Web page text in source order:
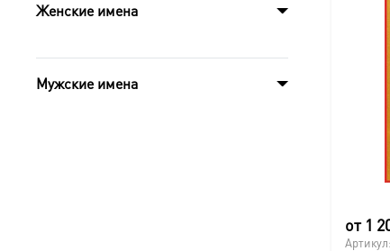
Женские имена
Мужские имена
от 1
Артикул: